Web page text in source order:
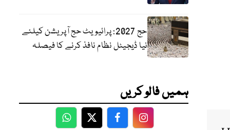
حج 2027: پرائیویٹ حج آپریشن کیلئے
نیا ڈیجیٹل نظام نافذ کرنے کا فیصلہ
ہمیں فالو کریں
WhatsApp
TwitterFacebookFacebook